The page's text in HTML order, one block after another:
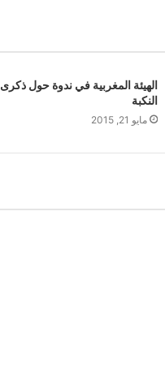
الهيئة المغربية في ندوة حول ذكرى
النكبة
مايو 21, 2015